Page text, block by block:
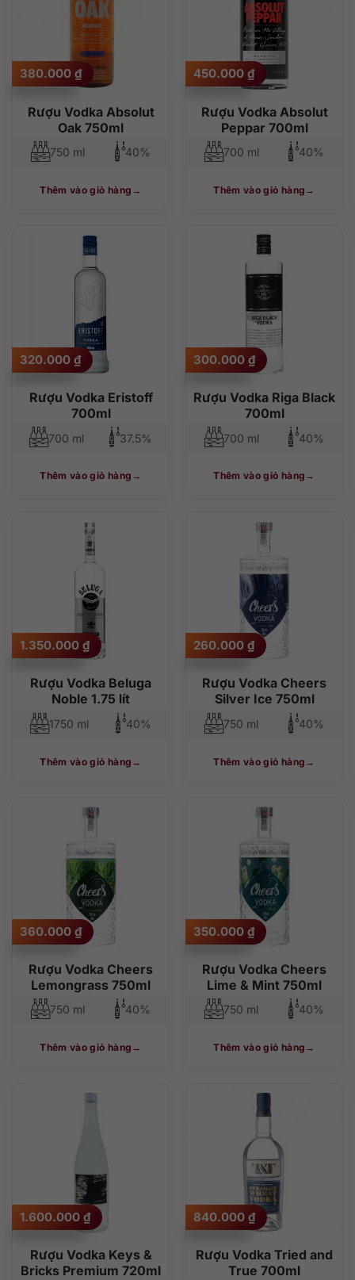
Rượu Vodka Absolut
Oak 750ml
380.000 ₫
750 ml 40%
Thêm vào giỏ hàng
Rượu Vodka Absolut
Peppar 700ml
450.000 ₫
700 ml 40%
Thêm vào giỏ hàng
Rượu Vodka Eristoff
700ml
320.000 ₫
700 ml 37.5%
Thêm vào giỏ hàng
Rượu Vodka Riga Black
700ml
300.000 ₫
700 ml 40%
Thêm vào giỏ hàng
Rượu Vodka Beluga
Noble 1.75 lít
1.350.000 ₫
1750 ml 40%
Thêm vào giỏ hàng
Rượu Vodka Cheers
Silver Ice 750ml
260.000 ₫
750 ml 40%
Thêm vào giỏ hàng
Rượu Vodka Cheers
Lemongrass 750ml
360.000 ₫
750 ml 40%
Thêm vào giỏ hàng
Rượu Vodka Cheers
Lime & Mint 750ml
350.000 ₫
750 ml 40%
Thêm vào giỏ hàng
Rượu Vodka Keys &
Bricks Premium 720ml
1.600.000 ₫
Rượu Vodka Tried and
True 700ml
840.000 ₫